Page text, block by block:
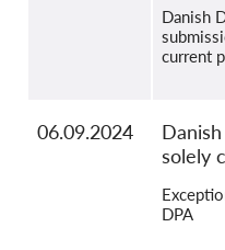
Danish
current
06.09.2024
solely
DPA